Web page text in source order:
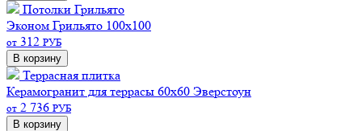
Потолки Грильято
Эконом Грильято 100х100
от 312 РУБ
В корзину
Террасная плитка
Керамогранит для террасы 60х60 Эверстоун
от 2 736 РУБ
В корзину